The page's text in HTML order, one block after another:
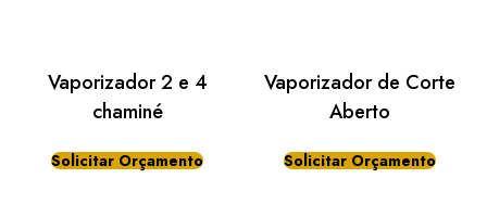
Vaporizador 2 e 4
chaminé
Solicitar Orçamento
Vaporizador de Corte
Aberto
Solicitar Orçamento